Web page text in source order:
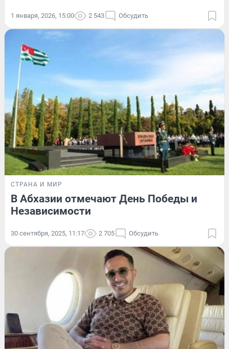
1 января, 2026, 15:00 2 543 Обсудить
СТРАНА И МИР
В Абхазии отмечают День Победы и
Независимости
30 сентября, 2025, 11:17 2 705 Обсудить